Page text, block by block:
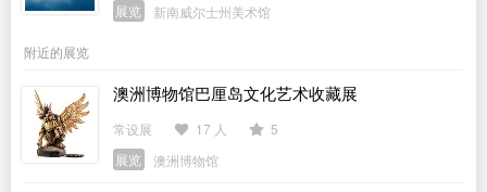
展览
新南威尔士州美术馆
附近的展览
澳洲博物馆巴厘岛文化艺术收藏展
常设展 17 人
5
展览
澳洲博物馆